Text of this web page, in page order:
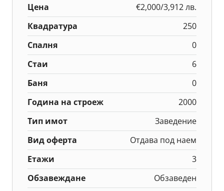
Цена
€2,000/3,912 лв.
Квадратура
250
Спалня
0
Стаи
6
Баня
0
Година на строеж
2000
Тип имот
Заведение
Вид оферта
Отдава под наем
Етажи
3
Обзавеждане
Обзаведен